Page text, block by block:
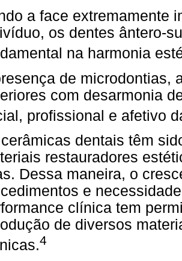
a face extremamente
os dentes ântero-
na harmonia
de microdontias,
com desarmonia
profissional e afetivo
dentais têm
restauradores
Dessa maneira, o
e
clínica tem
de diversos
4